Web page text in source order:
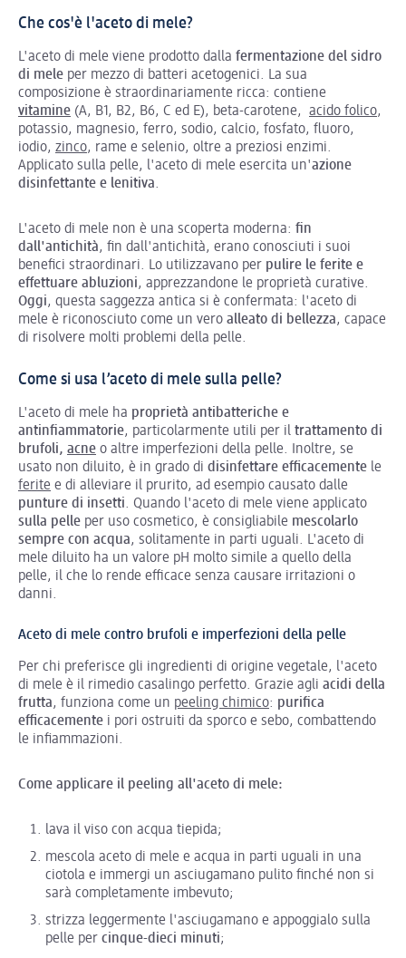
Che cos'è l'aceto di mele?
L'aceto di mele viene prodotto dalla fermentazione del sidro
di mele per mezzo di batteri acetogenici. La sua
composizione è straordinariamente ricca: contiene
vitamine (A, B1, B2, B6, C ed E), beta-carotene, acido folico,
potassio, magnesio, ferro, sodio, calcio, fosfato, fluoro,
iodio, zinco, rame e selenio, oltre a preziosi enzimi.
Applicato sulla pelle, l'aceto di mele esercita un'azione
disinfettante e lenitiva.
L'aceto di mele non è una scoperta moderna: fin
dall'antichità, fin dall'antichità, erano conosciuti i suoi
benefici straordinari. Lo utilizzavano per pulire le ferite e
effettuare abluzioni, apprezzandone le proprietà curative.
Oggi, questa saggezza antica si è confermata: l'aceto di
mele è riconosciuto come un vero alleato di bellezza, capace
di risolvere molti problemi della pelle.
Come si usa l’aceto di mele sulla pelle?
L'aceto di mele ha proprietà antibatteriche e
antinfiammatorie, particolarmente utili per il trattamento di
brufoli, acne o altre imperfezioni della pelle. Inoltre, se
usato non diluito, è in grado di disinfettare efficacemente le
ferite e di alleviare il prurito, ad esempio causato dalle
punture di insetti. Quando l'aceto di mele viene applicato
sulla pelle per uso cosmetico, è consigliabile mescolarlo
sempre con acqua, solitamente in parti uguali. L'aceto di
mele diluito ha un valore pH molto simile a quello della
pelle, il che lo rende efficace senza causare irritazioni o
danni.
Aceto di mele contro brufoli e imperfezioni della pelle
Per chi preferisce gli ingredienti di origine vegetale, l'aceto
di mele è il rimedio casalingo perfetto. Grazie agli acidi della
frutta, funziona come un peeling chimico: purifica
efficacemente i pori ostruiti da sporco e sebo, combattendo
le infiammazioni.
Come applicare il peeling all'aceto di mele:
lava il viso con acqua tiepida;
mescola aceto di mele e acqua in parti uguali in una
ciotola e immergi un asciugamano pulito finché non si
sarà completamente imbevuto;
strizza leggermente l'asciugamano e appoggialo sulla
pelle per cinque-dieci minuti;